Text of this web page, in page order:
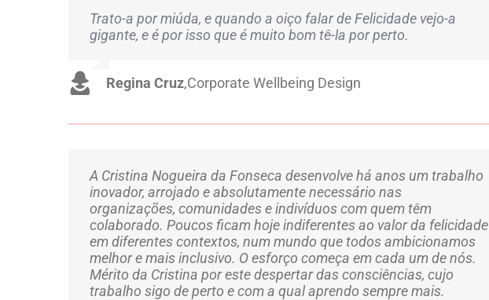
Trato-a por miúda, e quando a oiço falar de Felicidade vejo-a
gigante, e é por isso que é muito bom tê-la por perto.
Regina Cruz,Corporate Wellbeing Design
A Cristina Nogueira da Fonseca desenvolve há anos um trabalho
inovador, arrojado e absolutamente necessário nas
organizações, comunidades e indivíduos com quem têm
colaborado. Poucos ficam hoje indiferentes ao valor da felicidade
em diferentes contextos, num mundo que todos ambicionamos
melhor e mais inclusivo. O esforço começa em cada um de nós.
Mérito da Cristina por este despertar das consciências, cujo
trabalho sigo de perto e com a qual aprendo sempre mais.